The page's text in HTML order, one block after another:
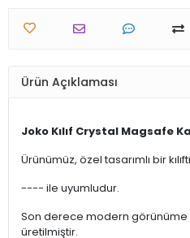
Ürün Açıklaması
Joko Kılıf Crystal Magsafe
Ürünümüz, özel tasarımlı bir
---- ile uyumludur.
Son derece modern
üretilmiştir.